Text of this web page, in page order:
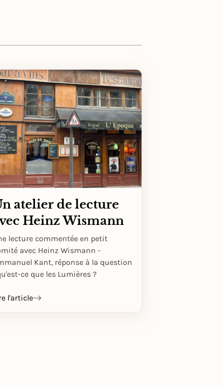
atelier de lecture
Heinz Wismann
lecture commentée en petit
avec Heinz Wismann -
Kant, réponse à la question
ce que les Lumières ?
l'article